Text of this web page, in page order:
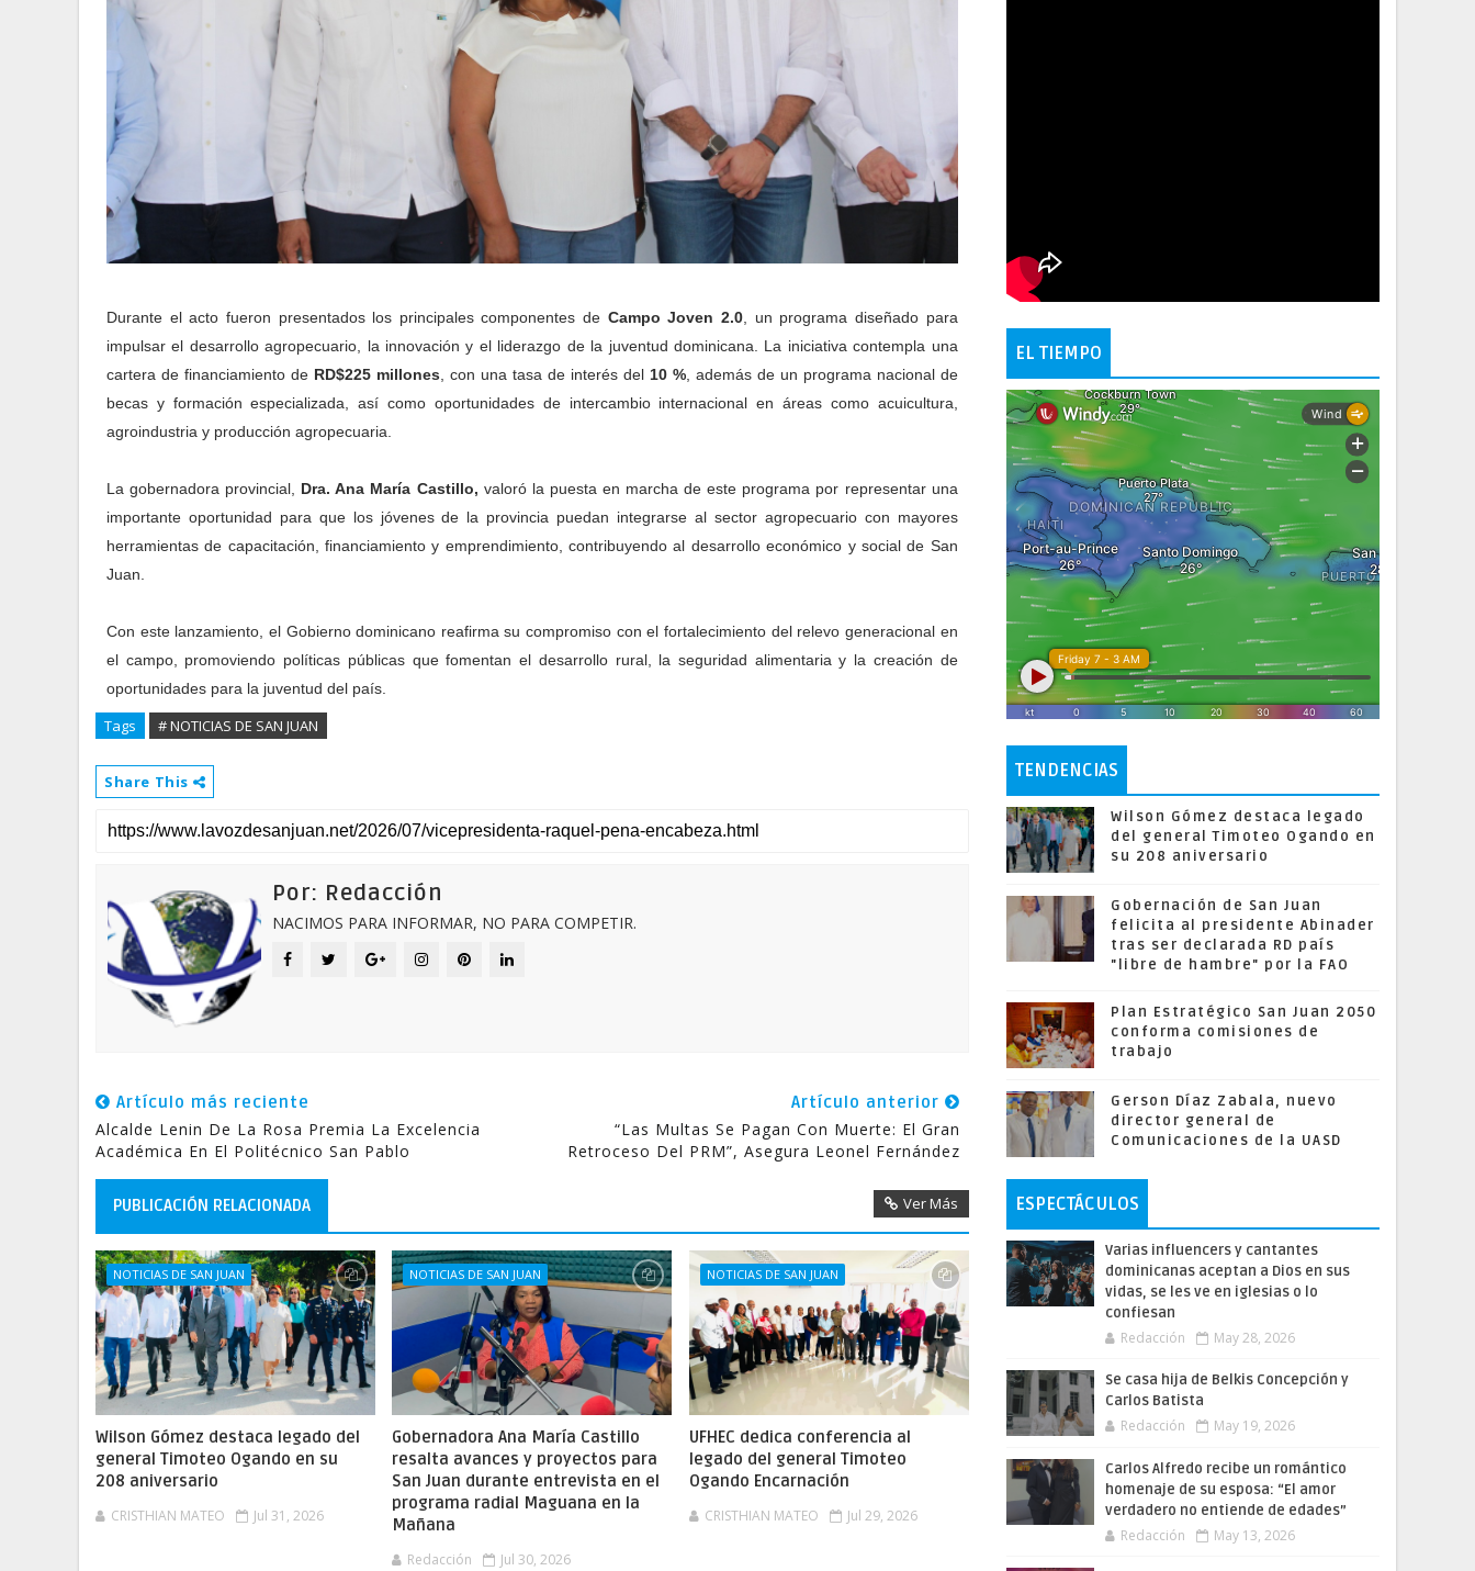
Durante el acto fueron presentados los principales componentes de Campo Joven 2.0, un programa diseñado para
impulsar el desarrollo agropecuario, la innovación y el liderazgo de la juventud dominicana. La iniciativa contempla una
cartera de financiamiento de RD$225 millones, con una tasa de interés del 10 %, además de un programa nacional de
becas y formación especializada, así como oportunidades de intercambio internacional en áreas como acuicultura,
agroindustria y producción agropecuaria.
La gobernadora provincial, Dra. Ana María Castillo, valoró la puesta en marcha de este programa por representar una
importante oportunidad para que los jóvenes de la provincia puedan integrarse al sector agropecuario con mayores
herramientas de capacitación, financiamiento y emprendimiento, contribuyendo al desarrollo económico y social de San
Juan.
Con este lanzamiento, el Gobierno dominicano reafirma su compromiso con el fortalecimiento del relevo generacional en
el campo, promoviendo políticas públicas que fomentan el desarrollo rural, la seguridad alimentaria y la creación de
oportunidades para la juventud del país.
Tags # NOTICIAS DE SAN JUAN
Share This
Por: Redacción
NACIMOS PARA INFORMAR, NO PARA COMPETIR.
Artículo más reciente
Alcalde Lenin De La Rosa Premia La Excelencia
Académica En El Politécnico San Pablo
Artículo anterior
“Las Multas Se Pagan Con Muerte: El Gran
Retroceso Del PRM”, Asegura Leonel Fernández
PUBLICACIÓN RELACIONADA Ver Más
NOTICIAS DE SAN JUAN
Wilson Gómez destaca legado del
general Timoteo Ogando en su
208 aniversario
CRISTHIAN MATEO Jul 31, 2026
NOTICIAS DE SAN JUAN
Gobernadora Ana María Castillo
resalta avances y proyectos para
San Juan durante entrevista en el
programa radial Maguana en la
Mañana
Redacción Jul 30, 2026
NOTICIAS DE SAN JUAN
UFHEC dedica conferencia al
legado del general Timoteo
Ogando Encarnación
CRISTHIAN MATEO Jul 29, 2026
EL TIEMPO
TENDENCIAS
Wilson Gómez destaca legado
del general Timoteo Ogando en
su 208 aniversario
Gobernación de San Juan
felicita al presidente Abinader
tras ser declarada RD país
"libre de hambre" por la FAO
Plan Estratégico San Juan 2050
conforma comisiones de
trabajo
Gerson Díaz Zabala, nuevo
director general de
Comunicaciones de la UASD
ESPECTÁCULOS
Varias influencers y cantantes
dominicanas aceptan a Dios en sus
vidas, se les ve en iglesias o lo
confiesan
Redacción May 28, 2026
Se casa hija de Belkis Concepción y
Carlos Batista
Redacción May 19, 2026
Carlos Alfredo recibe un romántico
homenaje de su esposa: “El amor
verdadero no entiende de edades”
Redacción May 13, 2026